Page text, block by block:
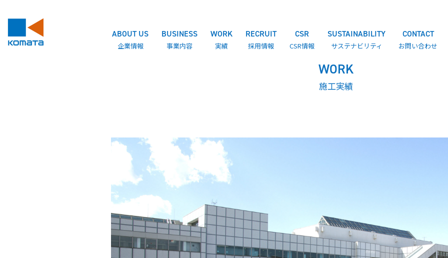
ABOUT US
企業情報
BUSINESS
事業内容
WORK
実績
RECRUIT
採用情報
CSR
CSR情報
SUSTAINABILITY
サステナビリティ
CONTACT
お問い合わせ
WORK
施工実績